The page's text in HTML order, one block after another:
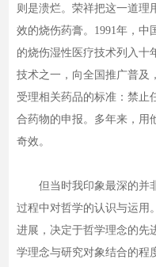
则是溃烂。荣祥把这一道理
效的烧伤药膏。1991年，中
的烧伤湿性医疗技术列入十
技术之一，向全国推广普及
受理相关药品的标准：禁止
合药物的申报。多年来，用
奇效。
但当时我印象最深的并非
过程中对哲学的认识与运用
进展，决定于哲学理念的先
学理念与研究对象结合的程